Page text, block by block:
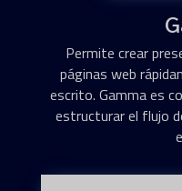
Permite crear
páginas web
escrito. Gamma es
estructurar el flujo